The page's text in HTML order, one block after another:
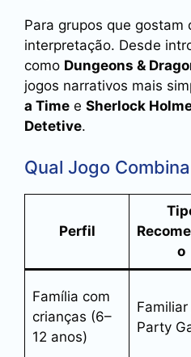
Para grupos que gostam
interpretação. Desde
como Dungeons &
jogos narrativos mais
a Time e Sherlock
Detetive.
Qual Jogo
Perfil
o
Família com
crianças (6–
12 anos)
Familiar
Party